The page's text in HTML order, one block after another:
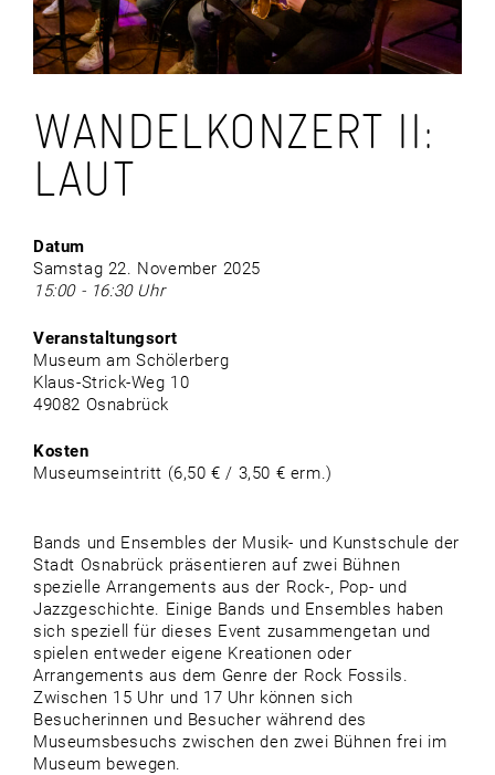
WANDELKONZERT II:
LAUT
Datum
Samstag 22. November 2025
15:00 - 16:30 Uhr
Veranstaltungsort
Museum am Schölerberg
Klaus-Strick-Weg 10
49082 Osnabrück
Kosten
Museumseintritt (6,50 € / 3,50 € erm.)
Bands und Ensembles der Musik- und Kunstschule der
Stadt Osnabrück präsentieren auf zwei Bühnen
spezielle Arrangements aus der Rock-, Pop- und
Jazzgeschichte. Einige Bands und Ensembles haben
sich speziell für dieses Event zusammengetan und
spielen entweder eigene Kreationen oder
Arrangements aus dem Genre der Rock Fossils.
Zwischen 15 Uhr und 17 Uhr können sich
Besucherinnen und Besucher während des
Museumsbesuchs zwischen den zwei Bühnen frei im
Museum bewegen.